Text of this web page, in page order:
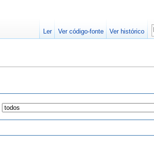
Ler Ver código-fonte Ver histórico